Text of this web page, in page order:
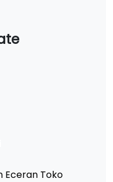
Eceran Toko